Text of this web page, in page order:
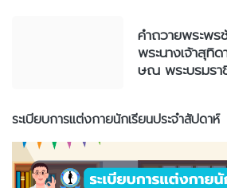
คำถวายพระพ
พระนางเจ้าสุทิ
ษณ พระบรมรา
ระเบียบการแต่งกายนักเรียนประจำสัปดาห์